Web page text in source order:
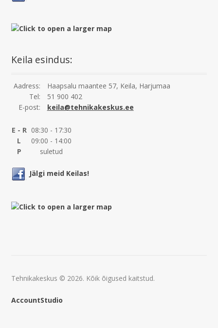
Keila esindus:
Aadress:
Haapsalu maantee 57, Keila, Harjumaa
Tel:
51 900 402
E-post:
keila@tehnikakeskus.ee
E - R 08:30 - 17:30
L
09:00 - 14:00
P
suletud
Jälgi meid Keilas!
Tehnikakeskus © 2026. Kõik õigused kaitstud.
AccountStudio